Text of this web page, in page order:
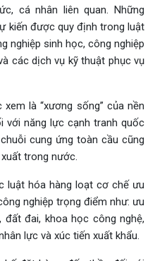
cá nhân liên quan. Những
kiến được quy định trong luật
nghiệp sinh học, công nghiệp
các dịch vụ kỹ thuật phục vụ
là “xương sống” của nền
với năng lực cạnh tranh quốc
cung ứng toàn cầu cũng
trong nước.
luật hóa hàng loạt cơ chế ưu
nghiệp trọng điểm như: ưu
đai, khoa học công nghệ,
lực và xúc tiến xuất khẩu.